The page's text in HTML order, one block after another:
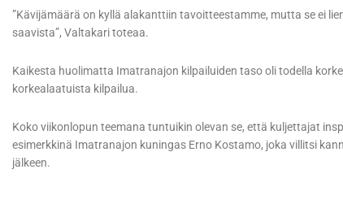
”Kävijämäärä on kyllä alakanttiin tavoitteestamme, mutta se ei
saavista”, Valtakari toteaa.
Kaikesta huolimatta Imatranajon kilpailuiden taso oli todella
korkealaatuista kilpailua.
Koko viikonlopun teemana tuntuikin olevan se, että kuljettajat
esimerkkinä Imatranajon kuningas Erno Kostamo, joka villitsi
jälkeen.